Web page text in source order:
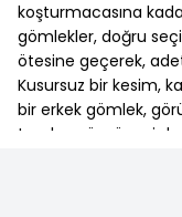
koşturmacasına
gömlekler, doğru
ötesine geçerek,
Kusursuz bir kesim,
bir erkek gömlek,
taşırken, özgüveni de